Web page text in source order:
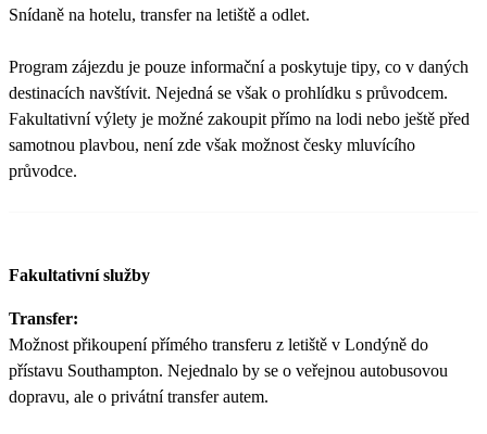
Snídaně na hotelu, transfer na letiště a odlet.
Program zájezdu je pouze informační a poskytuje tipy, co v daných
destinacích navštívit. Nejedná se však o prohlídku s průvodcem.
Fakultativní výlety je možné zakoupit přímo na lodi nebo ještě před
samotnou plavbou, není zde však možnost česky mluvícího
průvodce.
Fakultativní služby
Transfer:
Možnost přikoupení přímého transferu z letiště v Londýně do
přístavu Southampton. Nejednalo by se o veřejnou autobusovou
dopravu, ale o privátní transfer autem.